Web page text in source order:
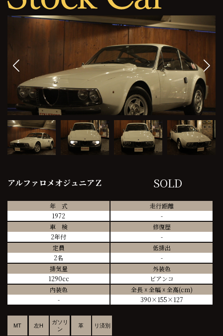
アルファロメオジュニアＺ SOLD
年 式
1972
走行距離
-
車 検
2年付
修復歴
-
定員
2名
低排出
-
排気量
1290cc
外装色
ビアンコ
内装色
-
全長 ☓ 全幅 ☓ 全高(cm)
390×155×127
MT 左H
ガソリ
ン
革 リ済別